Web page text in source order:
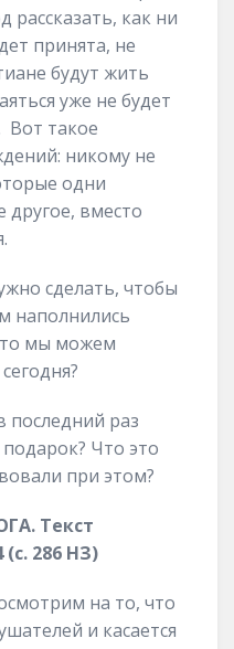
рассказать, как ни
принята, не
будут жить
уже не будет
Вот такое
никому не
одни
вместо
сделать, чтобы
наполнились
мы можем
последний раз
Что это
при этом?
Текст
286 НЗ)
на то, что
и касается